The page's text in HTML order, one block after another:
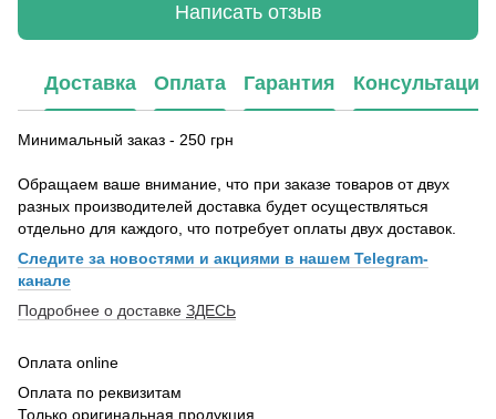
Написать отзыв
Доставка Оплата Гарантия Консультация
Минимальный заказ - 250 грн
Обращаем ваше внимание, что при заказе товаров от двух
разных производителей доставка будет осуществляться
отдельно для каждого, что потребует оплаты двух доставок.
Следите за новостями и акциями в нашем Telegram-
канале
Подробнее о доставке ЗДЕСЬ
Оплата online
Оплата по реквизитам
Только оригинальная продукция